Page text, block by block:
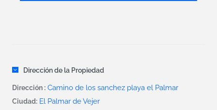
Dirección de la Propiedad
Dirección : Camino de los sanchez playa el Palmar
Ciudad: El Palmar de Vejer